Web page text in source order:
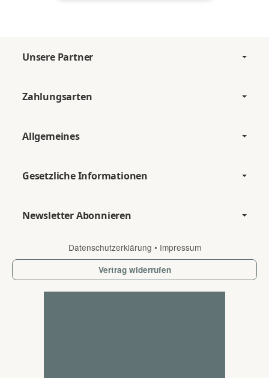
Unsere Partner
Zahlungsarten
Allgemeines
Gesetzliche Informationen
Newsletter Abonnieren
Datenschutzerklärung • Impressum
Vertrag widerrufen